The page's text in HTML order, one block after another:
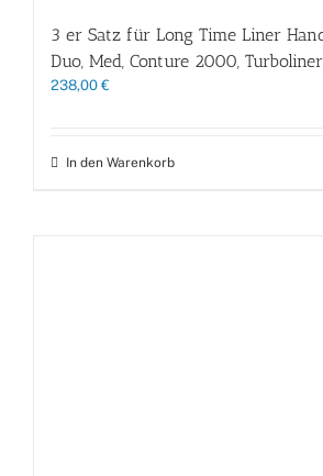
3 er Satz für Long Time Liner
Duo, Med, Conture 2000, Turboliner
238,00 €
In den Warenkorb